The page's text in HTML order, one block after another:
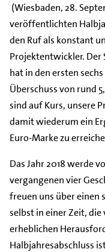
(Wiesbaden, 28.
veröffentlichten
den Ruf als konstant
Projektentwickler.
hat in den ersten
Überschuss von rund
sind auf Kurs, unsere
damit wiederum ein
Euro-Marke zu
Das Jahr 2018 werde
vergangenen vier
freuen uns über
selbst in einer Zeit,
erheblichen
Halbjahresabschluss